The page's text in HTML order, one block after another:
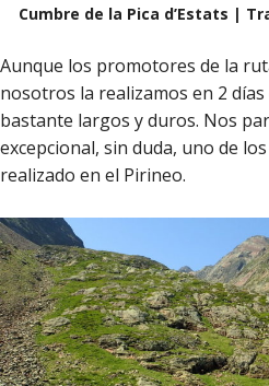
Cumbre de la Pica d’Estats |
Aunque los promotores de la
nosotros la realizamos en 2
bastante largos y duros. Nos
excepcional, sin duda, uno de
realizado en el Pirineo.